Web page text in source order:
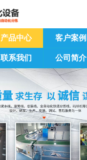
产品中心 客户案例
联系我们 公司简介